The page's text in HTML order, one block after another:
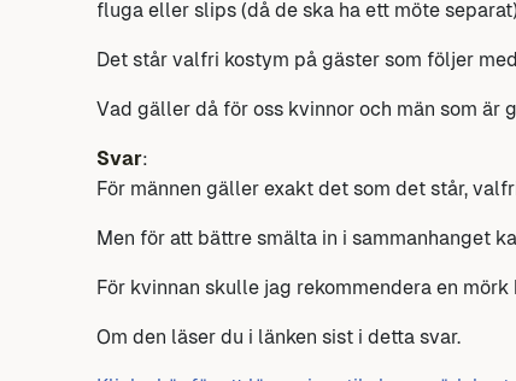
fluga eller slips (då de ska ha ett möte
Det står valfri kostym på gäster som följer
Vad gäller då för oss kvinnor och män som är
Svar:
För männen gäller exakt det som det står,
Men för att bättre smälta in i sammanhanget
För kvinnan skulle jag rekommendera en
Om den läser du i länken sist i detta svar.